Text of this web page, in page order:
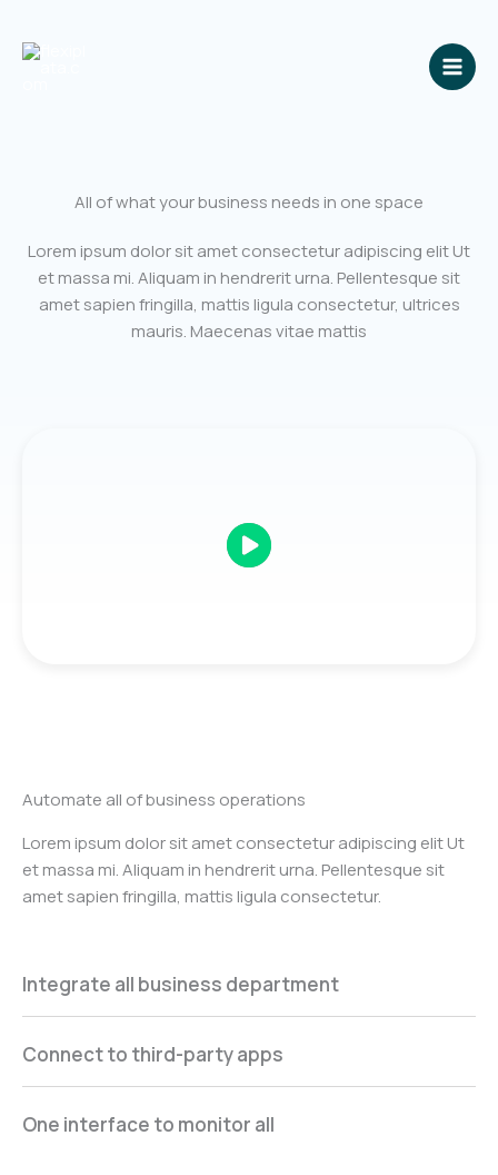
contenido
All of what your business needs in one space
Lorem ipsum dolor sit amet consectetur adipiscing elit Ut
et massa mi. Aliquam in hendrerit urna. Pellentesque sit
amet sapien fringilla, mattis ligula consectetur, ultrices
mauris. Maecenas vitae mattis
Automate all of business operations
Lorem ipsum dolor sit amet consectetur adipiscing elit Ut
et massa mi. Aliquam in hendrerit urna. Pellentesque sit
amet sapien fringilla, mattis ligula consectetur.
Integrate all business department
Connect to third-party apps
One interface to monitor all